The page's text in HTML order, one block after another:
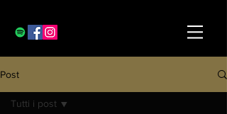
Post
Tutti i post